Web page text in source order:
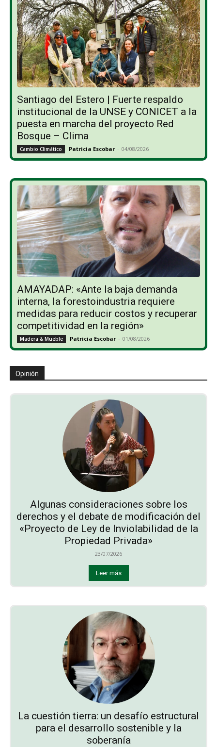
Santiago del Estero | Fuerte respaldo
institucional de la UNSE y CONICET a la
puesta en marcha del proyecto Red
Bosque – Clima
Cambio Climático Patricia Escobar - 04/08/2026
AMAYADAP: «Ante la baja demanda
interna, la forestoindustria requiere
medidas para reducir costos y recuperar
competitividad en la región»
Madera & Mueble Patricia Escobar - 01/08/2026
Opinión
Algunas consideraciones sobre los
derechos y el debate de modificación del
«Proyecto de Ley de Inviolabilidad de la
Propiedad Privada»
23/07/2026
Leer más
La cuestión tierra: un desafío estructural
para el desarrollo sostenible y la
soberanía